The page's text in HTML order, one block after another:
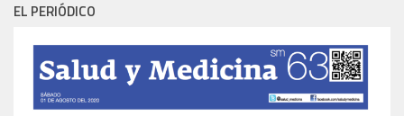
EL PERIÓDICO